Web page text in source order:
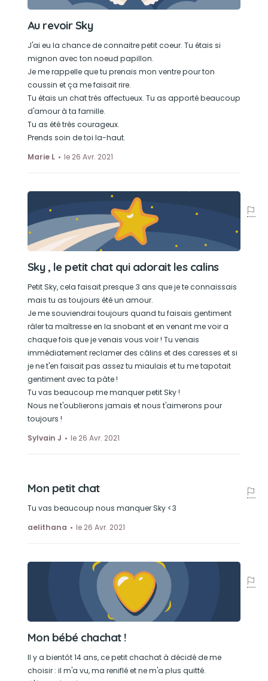
Au revoir Sky
J'ai eu la chance de connaitre petit coeur. Tu étais si
mignon avec ton noeud papillon.
Je me rappelle que tu prenais mon ventre pour ton
coussin et ça me faisait rire.
Tu étais un chat très affectueux. Tu as apporté beaucoup
d'amour à ta famille.
Tu as été très courageux.
Prends soin de toi la-haut.
Marie L
le 26 Avr. 2021
Sky , le petit chat qui adorait les calins
Petit Sky, cela faisait presque 3 ans que je te connaissais
mais tu as toujours été un amour.
Je me souviendrai toujours quand tu faisais gentiment
râler ta maîtresse en la snobant et en venant me voir a
chaque fois que je venais vous voir ! Tu venais
immédiatement reclamer des câlins et des caresses et si
je ne t'en faisait pas assez tu miaulais et tu me tapotait
gentiment avec ta pâte !
Tu vas beaucoup me manquer petit Sky !
Nous ne t'oublierons jamais et nous t'aimerons pour
toujours !
Sylvain J
le 26 Avr. 2021
Mon petit chat
Tu vas beaucoup nous manquer Sky <3
aelithana
le 26 Avr. 2021
Mon bébé chachat !
Il y a bientôt 14 ans, ce petit chachat à décidé de me
choisir : il m'a vu, ma reniflé et ne m'a plus quitté.